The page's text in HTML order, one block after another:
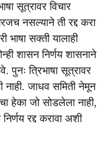
सूत्रावर विचार
नसल्याने ती रद्द करा
भाषा सक्ती यालाही
शासन निर्णय शासनाने
त्रिभाषा सूत्रावर
नाही. जाधव समिती नेमून
हेका जो सोडलेला नाही,
रद्द करावा अशी